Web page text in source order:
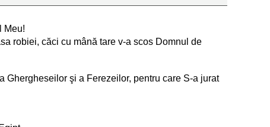
Meu!
robiei, căci cu mână tare v-a scos Domnul de
Ghergheseilor şi a Ferezeilor, pentru care S-a jurat